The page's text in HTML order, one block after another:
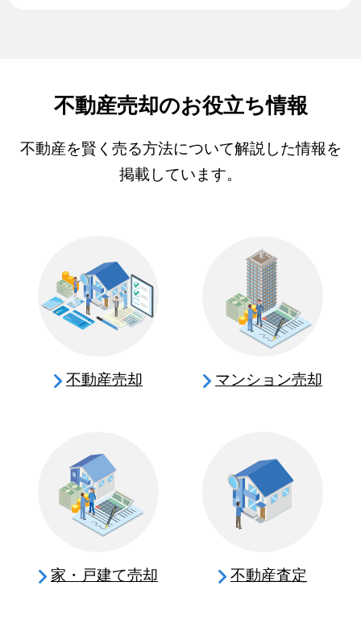
不動産売却のお役立ち情報
不動産を賢く売る方法について解説した情報を
掲載しています。
不動産売却 マンション売却
家・戸建て売却 不動産査定